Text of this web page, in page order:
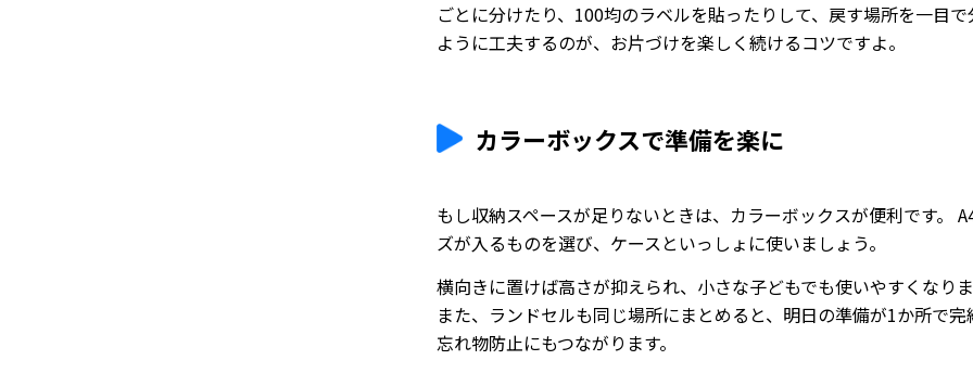
ごとに分けたり、100均のラベルを貼ったりして、戻す場所を一目で
ように工夫するのが、お片づけを楽しく続けるコツですよ。
カラーボックスで準備を楽に
もし収納スペースが足りないときは、カラーボックスが便利です。
ズが入るものを選び、ケースといっしょに使いましょう。
横向きに置けば高さが抑えられ、小さな子どもでも使いやすくなりま
また、ランドセルも同じ場所にまとめると、明日の準備が1か所で完
忘れ物防止にもつながります。